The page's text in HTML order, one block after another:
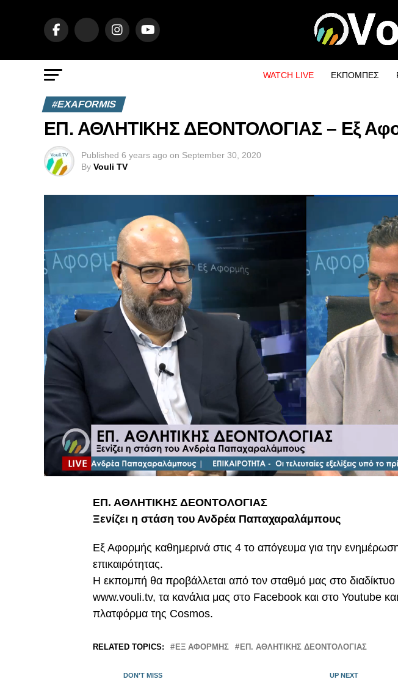
WATCH LIVE ΕΚΠΟΜΠΕΣ
#EXAFORMIS
ΕΠ. ΑΘΛΗΤΙΚΗΣ ΔΕΟΝΤΟΛΟΓΙΑΣ – Εξ
Published 6 years ago on September 30, 2020
By Vouli TV
ΕΠ. ΑΘΛΗΤΙΚΗΣ ΔΕΟΝΤΟΛΟΓΙΑΣ
Ξενίζει η στάση του Ανδρέα Παπαχαραλάμπους
Εξ Αφορμής καθημερινά στις 4 το απόγευμα για την
επικαιρότητας.
Η εκπομπή θα προβάλλεται από τον σταθμό μας στο διαδίκτυο
www.vouli.tv, τα κανάλια μας στο Facebook και στο Youtube
πλατφόρμα της Cosmos.
RELATED TOPICS: ΕΞ ΑΦΟΡΜΗΣ ΕΠ. ΑΘΛΗΤΙΚΗΣ ΔΕΟΝΤΟΛΟΓΙΑΣ
UP NEXT
DON'T MISS